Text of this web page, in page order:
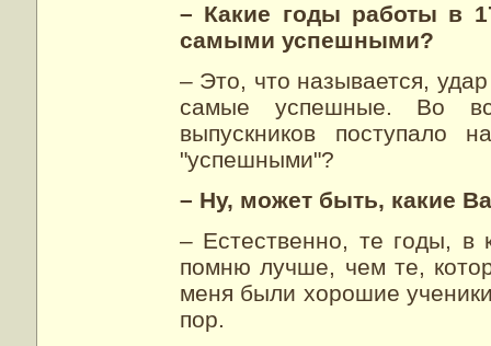
– Какие годы работы в
самыми успешными?
– Это, что называется,
самые успешные. Во
выпускников
"успешными"?
– Ну, может быть, какие
– Естественно, те годы,
помню лучше, чем те,
меня были хорошие
пор.